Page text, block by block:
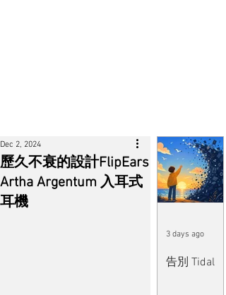
歷久不衰的設計FlipEars
Artha Argentum 入耳式
耳機
Dec 2, 2024
告別 Tidal
3 days ago